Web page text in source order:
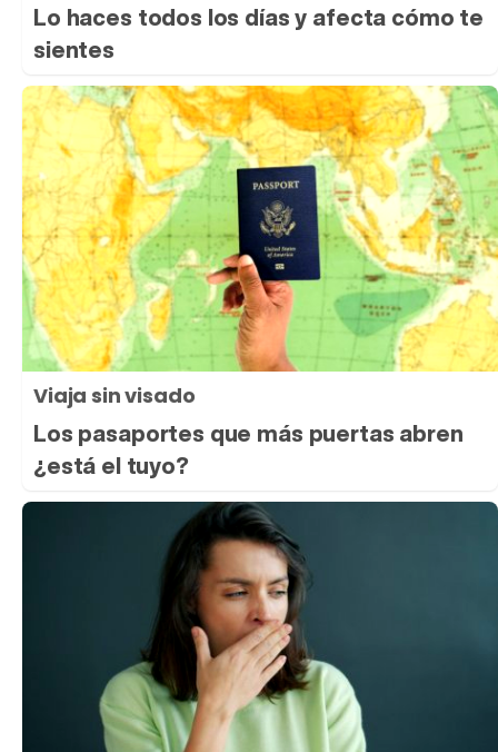
Lo haces todos los días y afecta cómo te
sientes
Viaja sin visado
Los pasaportes que más puertas abren
¿está el tuyo?